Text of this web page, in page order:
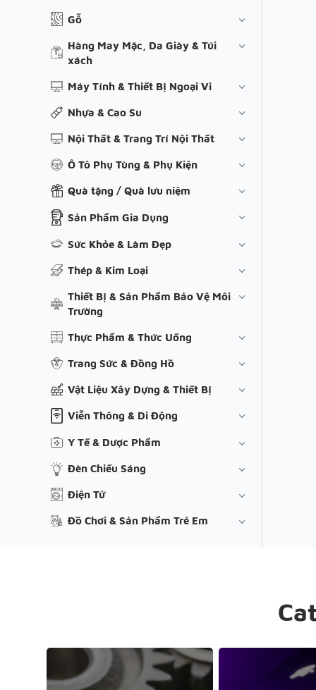
Gỗ
Hàng May Mặc, Da Giày & Túi
xách
Máy Tính & Thiết Bị Ngoại Vi
Nhựa & Cao Su
Nội Thất & Trang Trí Nội Thất
Ô Tô Phụ Tùng & Phụ Kiện
Quà tặng / Quà lưu niệm
Sản Phẩm Gia Dụng
Sức Khỏe & Làm Đẹp
Thép & Kim Loại
Thiết Bị & Sản Phẩm Bảo Vệ Môi
Trường
Thực Phẩm & Thức Uống
Trang Sức & Đồng Hồ
Vật Liệu Xây Dựng & Thiết Bị
Viễn Thông & Di Động
Y Tế & Dược Phẩm
Đèn Chiếu Sáng
Điện Tử
Đồ Chơi & Sản Phẩm Trẻ Em